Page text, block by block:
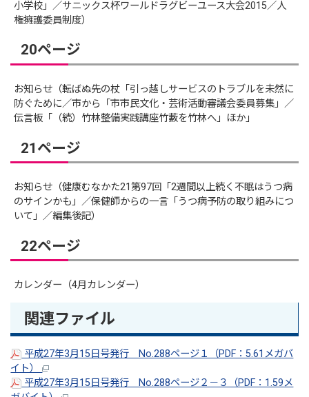
小学校」／サニックス杯ワールドラグビーユース大会2015／人
権擁護委員制度）
20ページ
お知らせ（転ばぬ先の杖「引っ越しサービスのトラブルを未然に
防ぐために／市から「市市民文化・芸術活動審議会委員募集」／
伝言板「（続）竹林整備実践講座竹藪を竹林へ」ほか」
21ページ
お知らせ（健康むなかた21第97回「2週間以上続く不眠はうつ病
のサインかも」／保健師からの一言「うつ病予防の取り組みにつ
いて」／編集後記）
22ページ
カレンダー（4月カレンダー）
関連ファイル
平成27年3月15日号発行 No.288ページ１（PDF：5.61メガバ
イト）
平成27年3月15日号発行 No.288ページ２－３（PDF：1.59メ